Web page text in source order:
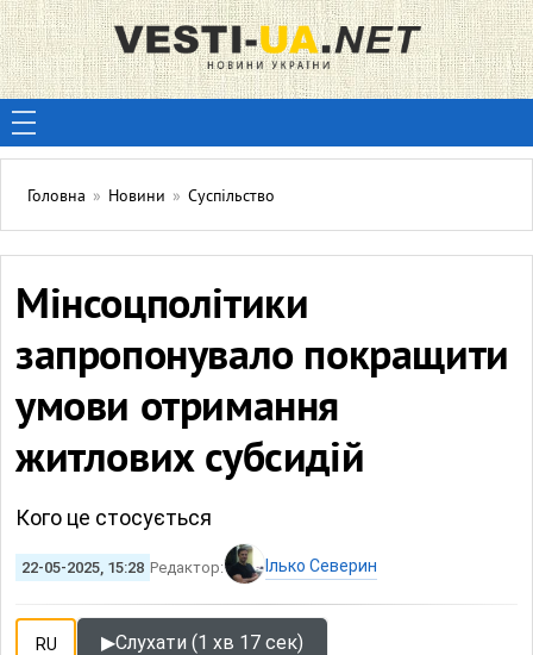
Головна » Новини » Суспільство
Мінсоцполітики
запропонувало покращити
умови отримання
житлових субсидій
Кого це стосується
22-05-2025, 15:28 Редактор: Ілько Северин
RU ▶Слухати (1 хв 17 сек)